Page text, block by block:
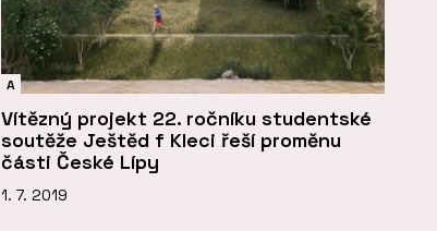
A
Vítězný projekt 22. ročníku studentské
soutěže Ještěd f Kleci řeší proměnu
části České Lípy
1. 7. 2019